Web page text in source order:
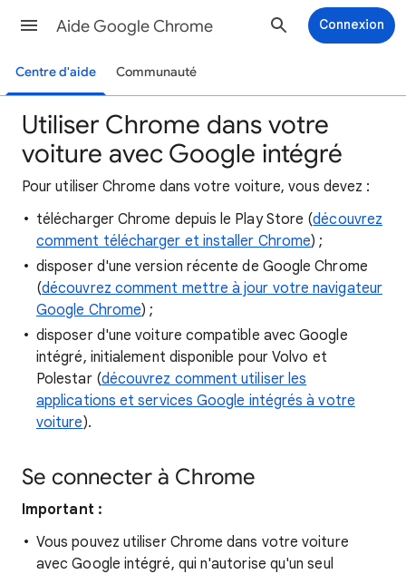
Aide Google Chrome Connexion
Centre d'aide Communauté
Utiliser Chrome dans votre
voiture avec Google intégré
Pour utiliser Chrome dans votre voiture, vous devez :
télécharger Chrome depuis le Play Store (découvrez
comment télécharger et installer Chrome) ;
disposer d'une version récente de Google Chrome
(découvrez comment mettre à jour votre navigateur
Google Chrome) ;
disposer d'une voiture compatible avec Google
intégré, initialement disponible pour Volvo et
Polestar (découvrez comment utiliser les
applications et services Google intégrés à votre
voiture).
Se connecter à Chrome
Important :
Vous pouvez utiliser Chrome dans votre voiture
avec Google intégré, qui n'autorise qu'un seul